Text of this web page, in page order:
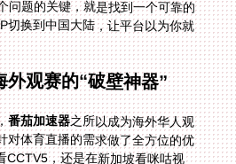
外观赛的“破壁神器”
番茄加速器之所以成为海外华人观
赛的首选，是因为它针对体育直播的需求做了全方位的优
化。不管你是在韩国看CCTV5，还是在新加坡看咪咕视